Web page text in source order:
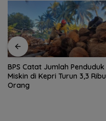
BPS Catat Jumlah Penduduk
Miskin di Kepri Turun 3,3 Ribu
Orang